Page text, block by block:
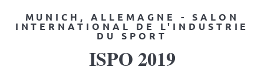
MUNICH, ALLEMAGNE - SALON
INTERNATIONAL DE L'INDUSTRIE
DU SPORT
ISPO 2019